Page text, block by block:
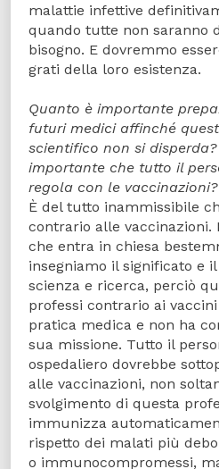
malattie infettive
quando tutte non saranno
bisogno. E dovremmo
grati della loro esistenza.
Quanto è importante
futuri medici affinché
scientifico non si
importante che tutto il
regola con le vaccinazioni?
È del tutto inammissibile
contrario alle vaccinazioni.
che entra in chiesa
insegniamo il significato e
scienza e ricerca, perciò
professi contrario ai
pratica medica e non ha
sua missione. Tutto il
ospedaliero dovrebbe
alle vaccinazioni, non
svolgimento di questa
immunizza
rispetto dei malati più
o immunocompromessi,